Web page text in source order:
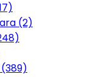
(2)
(389)